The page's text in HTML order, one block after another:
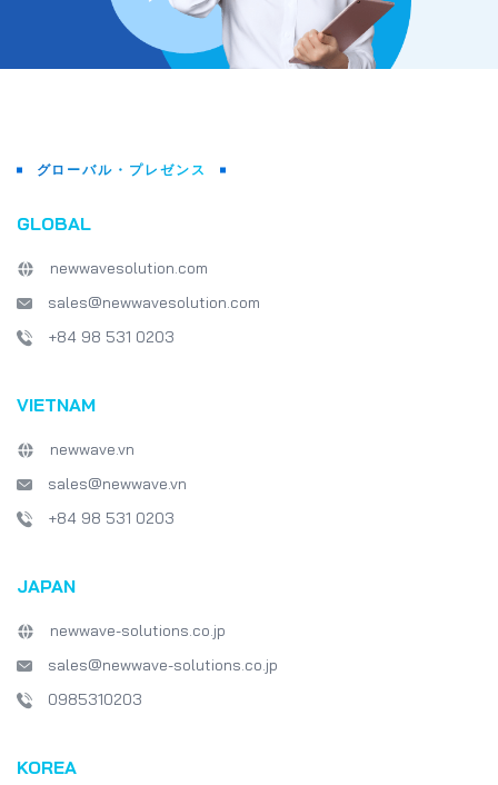
グローバル・プレゼンス
GLOBAL
newwavesolution.com
sales@newwavesolution.com
+84 98 531 0203
VIETNAM
newwave.vn
sales@newwave.vn
+84 98 531 0203
JAPAN
newwave-solutions.co.jp
sales@newwave-solutions.co.jp
0985310203
KOREA